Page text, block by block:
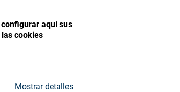
aquí sus
cookies
Mostrar detalles
ophthalmic